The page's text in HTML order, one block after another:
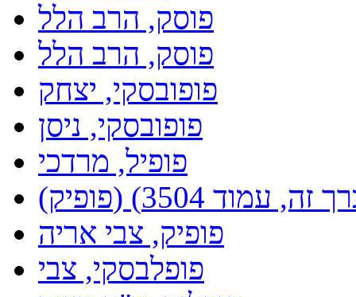
פוסק, הרב הלל
פוסק, הרב הלל
פופובסקי, יצחק
פופובסקי, ניסן
פופיל, מרדכי
פופיק, צבי אריה
פופלבסקי, צבי